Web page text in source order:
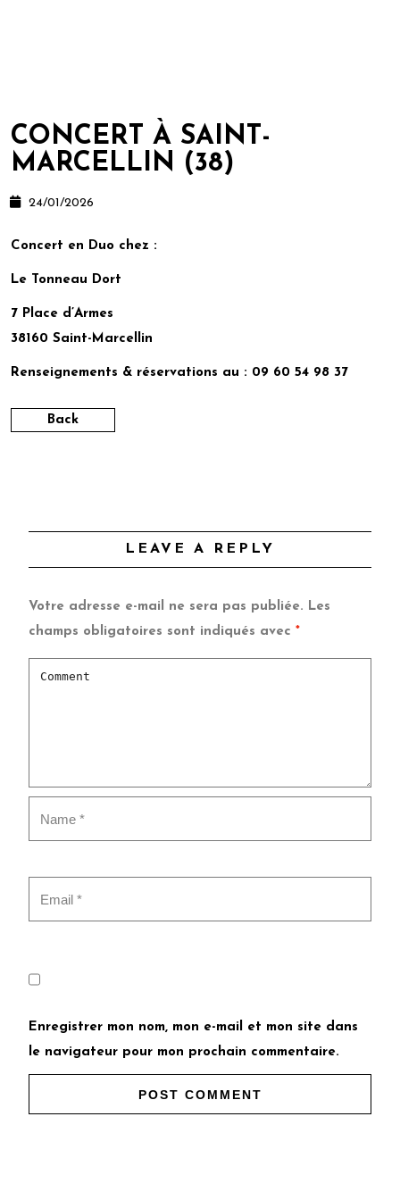
CONCERT À SAINT-
MARCELLIN (38)
24/01/2026
Concert en Duo chez :
Le Tonneau Dort
7 Place d’Armes
38160 Saint-Marcellin
Renseignements & réservations au : 09 60 54 98 37
Back
LEAVE A REPLY
Votre adresse e-mail ne sera pas publiée. Les
champs obligatoires sont indiqués avec *
Enregistrer mon nom, mon e-mail et mon site dans
le navigateur pour mon prochain commentaire.